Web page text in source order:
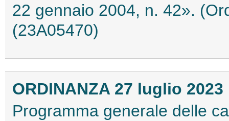
22 gennaio 2004, n. 42».
(23A05470)
ORDINANZA 27 luglio 2023
Programma generale delle